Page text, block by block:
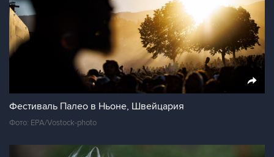
Фестиваль Палео в Ньоне, Швейцария
Фото: EPA/Vostock-photo